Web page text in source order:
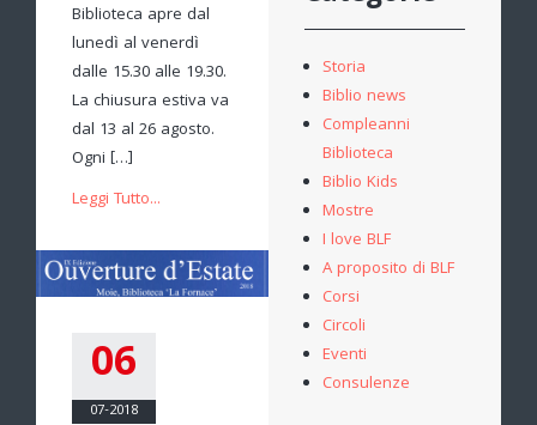
Biblioteca apre dal
lunedì al venerdì
dalle 15.30 alle 19.30.
La chiusura estiva va
dal 13 al 26 agosto.
Ogni […]
Leggi Tutto...
06
07-2018
Storia
Biblio news
Compleanni
Biblioteca
Biblio Kids
Mostre
I love BLF
A proposito di BLF
Corsi
Circoli
Eventi
Consulenze